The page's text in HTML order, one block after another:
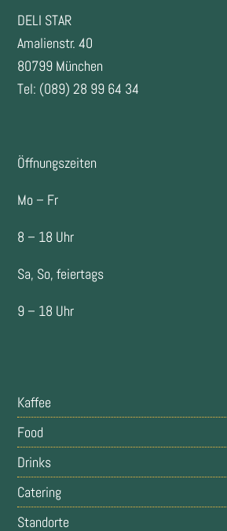
DELI STAR
Amalienstr. 40
80799 München
Tel: (089) 28 99 64 34
Öffnungszeiten
Mo – Fr
8 – 18 Uhr
Sa, So, feiertags
9 – 18 Uhr
Kaffee
Food
Drinks
Catering
Standorte